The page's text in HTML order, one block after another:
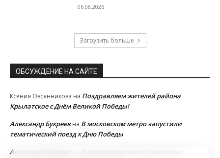
06.08.2026
Загрузить больше
ОБСУЖДЕНИЕ НА САЙТЕ
Ксения Овсянникова на Поздравляем жителей района
Крылатское с Днём Великой Победы!
Александр Букреевна В московском метро запустили
тематический поезд к Дню Победы
Александр Букреев
В московском метро запустили